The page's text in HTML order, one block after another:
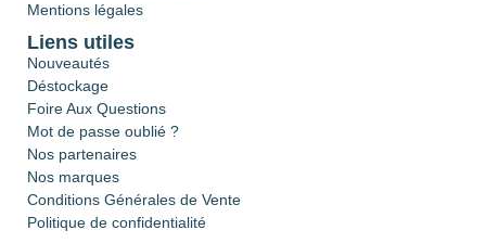
Mentions légales
Liens utiles
Nouveautés
Déstockage
Foire Aux Questions
Mot de passe oublié ?
Nos partenaires
Nos marques
Conditions Générales de Vente
Politique de confidentialité